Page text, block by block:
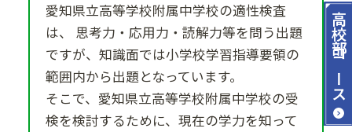
高校部
コース
愛知県立高等学校附属中学校の適性検査
は、 思考力・応用力・読解力等を問う出題
ですが、知識面では小学校学習指導要領の
範囲内から出題となっています。
そこで、愛知県立高等学校附属中学校の受
検を検討するために、現在の学力を知って